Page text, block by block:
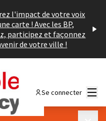
l'impact de votre voix
carte ! Avec les BP,
participez et façonnez
de votre ville !
Se connecter